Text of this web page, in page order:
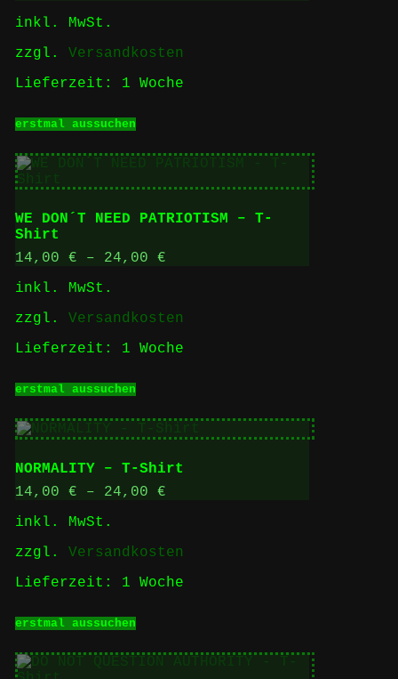
Produktseite
werden
inkl. MwSt.
zzgl. Versandkosten
Lieferzeit: 1 Woche
erstmal aussuchenProdukt
mehrere
auf.
Die
Optionen
auf
werden
WE DON´T NEED PATRIOTISM – T-
Shirt
14,00 € – 24,00 €
inkl. MwSt.
zzgl. Versandkosten
Lieferzeit: 1 Woche
erstmal aussuchenProdukt
mehrere
Varianten
auf.
Die
Optionen
Produktseite
werden
NORMALITY – T-Shirt
14,00 € – 24,00 €
inkl. MwSt.
zzgl. Versandkosten
Lieferzeit: 1 Woche
erstmal aussuchenProdukt
mehrere